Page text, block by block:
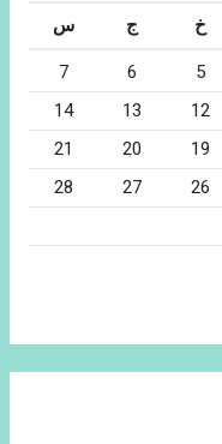
خ ج س
5
6
7
12
13
14
19
20
21
26
27
28